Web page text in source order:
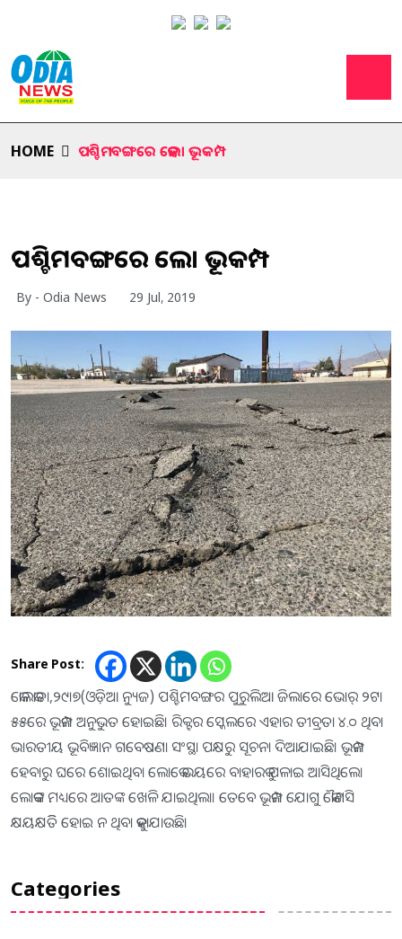
HOME ପଶ୍ଚିମବଙ୍ଗରେ ହେଲା ଭୂକମ୍ପ
ପଶ୍ଚିମବଙ୍ଗରେ ହେଲା ଭୂକମ୍ପ
By - Odia News 29 Jul, 2019
Share Post:
କୋଲକାତା,୨୯।୭(ଓଡ଼ିଆ ନ୍ୟୁଜ) ପଶ୍ଚିମବଙ୍ଗର ପୁରୁଲିଆ ଜିଲାରେ ଭୋର୍‌ ୨ଟା
୫୫ରେ ଭୂକମ୍ପ ଅନୁଭୁତ ହୋଇଛି। ରିକ୍ଟର ସ୍କେଲରେ ଏହାର ତୀବ୍ରତା ୪.୦ ଥିବା
ଭାରତୀୟ ଭୂବିଜ୍ଞାନ ଗବେଷଣା ସଂସ୍ଥା ପକ୍ଷରୁ ସୂଚନା ଦିଆଯାଇଛି। ଭୂକମ୍ପ
ହେବାରୁ ଘରେ ଶୋଇଥିବା ଲୋକେ ଭୟରେ ବାହାରକୁ ପଳାଇ ଆସିଥିଲେ।
ଲୋକଙ୍କ ମଧ୍ୟରେ ଆତଙ୍କ ଖେଳି ଯାଇଥିଲା। ତେବେ ଭୂକମ୍ପ ଯୋଗୁ କୌଣସି
କ୍ଷୟକ୍ଷତିି ହୋଇ ନ ଥିବା କୁହାଯାଉଛି।
Categories